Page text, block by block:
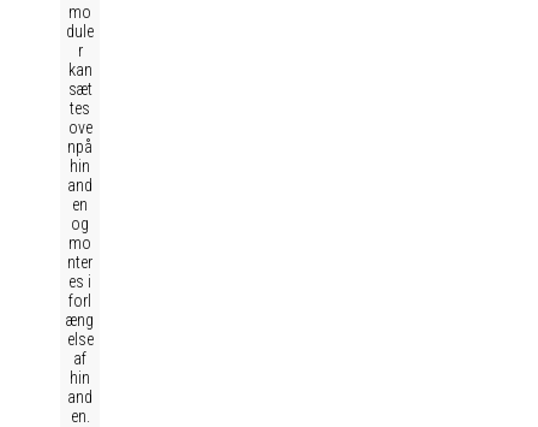
mo
dule
r
kan
sæt
tes
ove
npå
hin
and
en
og
mo
nter
es i
forl
æng
else
af
hin
and
en.